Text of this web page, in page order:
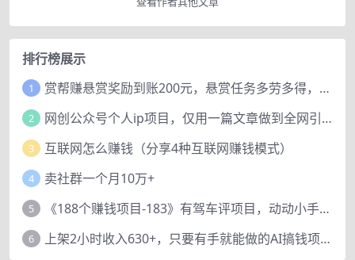
排行榜展示
1 赏帮赚悬赏奖励到账200元，悬赏任务多劳多得，人人可做。
2 网创公众号个人ip项目，仅用一篇文章做到全网引流！
3 互联网怎么赚钱（分享4种互联网赚钱模式）
4 卖社群一个月10万+
5 《188个赚钱项目-183》有驾车评项目，动动小手，复制粘贴赚44元！
6 上架2小时收入630+，只要有手就能做的AI搞钱项目，奶奶看完都能学会!